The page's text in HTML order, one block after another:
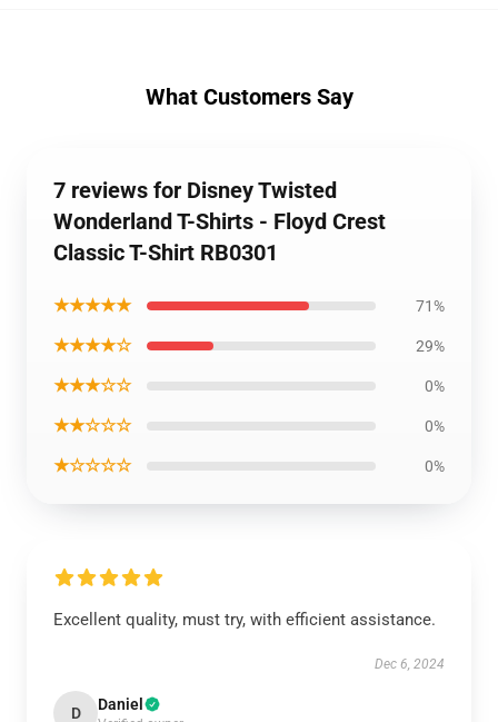
What Customers Say
7 reviews for Disney Twisted
Wonderland T-Shirts - Floyd Crest
Classic T-Shirt RB0301
★★★★★ 71%
★★★★☆ 29%
★★★☆☆ 0%
★★☆☆☆ 0%
★☆☆☆☆ 0%
Excellent quality, must try, with efficient assistance.
Dec 6, 2024
D Daniel